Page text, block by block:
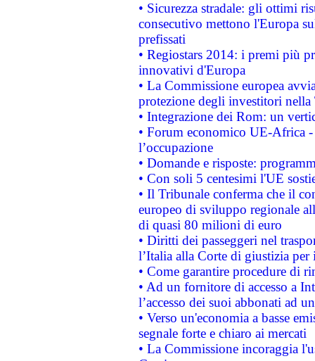
• Sicurezza stradale: gli ottimi
consecutivo mettono l'Europa
prefissati
• Regiostars 2014: i premi più
innovativi d'Europa
• La Commissione europea
protezione degli investitori
• Integrazione dei Rom: un
• Forum economico UE-Africa -
l’occupazione
• Domande e risposte:
• Con soli 5 centesimi l'UE
• Il Tribunale conferma che il
europeo di sviluppo regionale
di quasi 80 milioni di euro
• Diritti dei passeggeri nel
l’Italia alla Corte di giustizia
• Come garantire procedure di
• Ad un fornitore di accesso a
l’accesso dei suoi abbonati ad
• Verso un'economia a basse
segnale forte e chiaro ai mercati
• La Commissione incoraggia